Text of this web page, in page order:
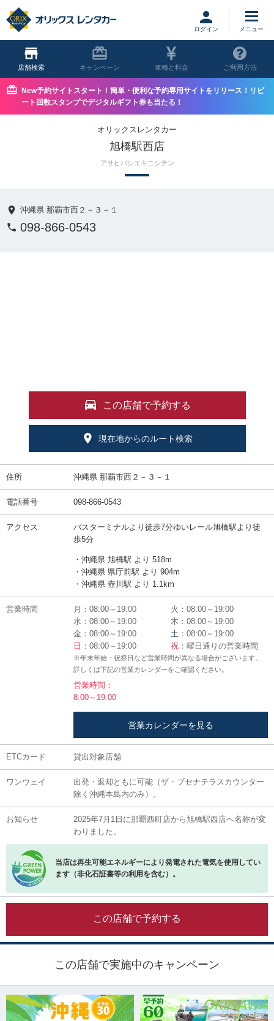
ログイン
店舗 キャンペーン 車種と料金 ご利用方法
New予約サイトスタート！簡単・便利な予約専用サイトをリリース！リピ
ート回数スタンプでデジタルギフト券も当たる！
オリックスレンタカー
旭橋駅西店
アサヒバシエキニシテン
沖縄県 那覇市西２－３－１
098-866-0543
この店舗で予約する
現在地からのルート検索
住所 沖縄県 那覇市西２－３－１
電話番号 098-866-0543
アクセス
バスターミナルより徒歩7分ゆいレール旭橋駅より徒
歩5分
・沖縄県 旭橋駅 より 518m
・沖縄県 県庁前駅 より 904m
・沖縄県 壺川駅 より 1.1km
営業時間 月：08:00～19:00
火：08:00～19:00
水：08:00～19:00
木：08:00～19:00
金：08:00～19:00
土 ：08:00～19:00
日 ：08:00～19:00 祝 ：曜日通りの営業時間
※年末年始・祝祭日など営業時間が異なる場合がございます。
詳しくは下記の営業カレンダーをご確認ください。
営業時間：
8:00～19:00
営業カレンダーを見る
ETCカード 貸出対象店舗
ワンウェイ
出発・返却ともに可能（ザ・ブセナテラスカウンター
除く沖縄本島内のみ）。
お知らせ
2025年7月1日に那覇西町店から旭橋駅西店へ名称が変
わりました。
当店は再生可能エネルギーにより発電された電気を使用してい
ます（非化石証書等の利用を含む）。
この店舗で予約する
この店舗で実施中のキャンペーン